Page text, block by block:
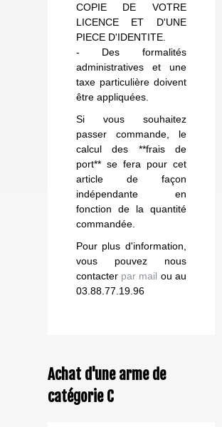
COPIE DE VOTRE
LICENCE ET D'UNE
PIECE D'IDENTITE.
- Des formalités
administratives et une
taxe particulière doivent
être appliquées.
Si vous souhaitez
passer commande, le
calcul des **frais de
port** se fera pour cet
article de façon
indépendante en
fonction de la quantité
commandée.
Pour plus d'information,
vous pouvez nous
contacter par mail ou au
03.88.77.19.96
Achat d'une arme de
catégorie C